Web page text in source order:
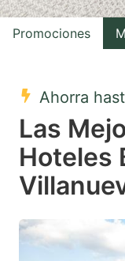
with
the
select
a
date.
Press
mark
Promociones
Ahorra
Las
Hoteles